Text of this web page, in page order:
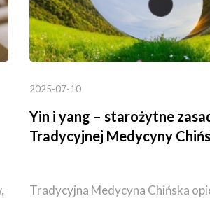
2025-07-10
Yin i yang – starożytne
Tradycyjnej Medycyny
Tradycyjna Medycyna Chińska